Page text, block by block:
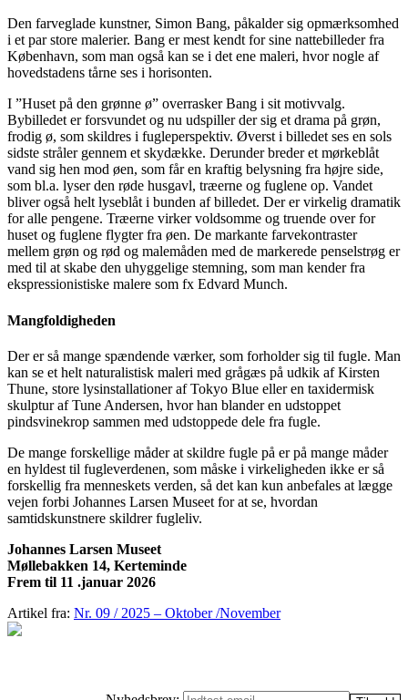
Den farveglade kunstner, Simon Bang, påkalder sig opmærksomhed
i et par store malerier. Bang er mest kendt for sine nattebilleder fra
København, som man også kan se i det ene maleri, hvor nogle af
hovedstadens tårne ses i horisonten.
I ”Huset på den grønne ø” overrasker Bang i sit motivvalg.
Bybilledet er forsvundet og nu udspiller der sig et drama på grøn,
frodig ø, som skildres i fugleperspektiv. Øverst i billedet ses en sols
sidste stråler gennem et skydække. Derunder breder et mørkeblåt
vand sig hen mod øen, som får en kraftig belysning fra højre side,
som bl.a. lyser den røde husgavl, træerne og fuglene op. Vandet
bliver også helt lyseblåt i bunden af billedet. Der er virkelig dramatik
for alle pengene. Træerne virker voldsomme og truende over for
huset og fuglene flygter fra øen. De markante farvekontraster
mellem grøn og rød og malemåden med de markerede penselstrøg er
med til at skabe den uhyggelige stemning, som man kender fra
ekspressionistiske malere som fx Edvard Munch.
Mangfoldigheden
Der er så mange spændende værker, som forholder sig til fugle. Man
kan se et helt naturalistisk maleri med grågæs på udkik af Kirsten
Thune, store lysinstallationer af Tokyo Blue eller en taxidermisk
skulptur af Tune Andersen, hvor han blander en udstoppet
pindsvinekrop sammen med udstoppede dele fra fugle.
De mange forskellige måder at skildre fugle på er på mange måder
en hyldest til fugleverdenen, som måske i virkeligheden ikke er så
forskellig fra menneskets verden, så det kan kun anbefales at lægge
vejen forbi Johannes Larsen Museet for at se, hvordan
samtidskunstnere skildrer fugleliv.
Johannes Larsen Museet
Møllebakken 14, Kerteminde
Frem til 11 .januar 2026
Artikel fra: Nr. 09 / 2025 – Oktober /November